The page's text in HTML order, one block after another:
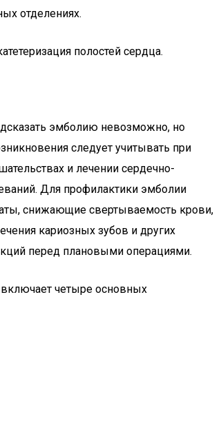
отделениях.
полостей сердца.
эмболию невозможно, но
следует учитывать при
и лечении сердечно-
Для профилактики эмболии
снижающие свертываемость крови,
кариозных зубов и других
перед плановыми операциями.
четыре основных